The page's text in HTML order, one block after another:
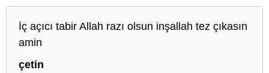
İç açıcı tabir Allah razı olsun inşallah tez çıkasın
amin
çetin